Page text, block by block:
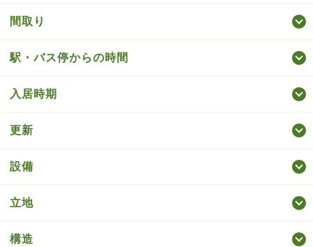
間取り
駅・バス停からの時間
入居時期
更新
設備
立地
構造